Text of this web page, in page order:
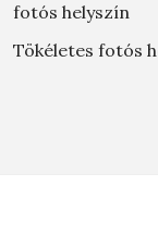
fotós helyszín
Tökéletes fotós